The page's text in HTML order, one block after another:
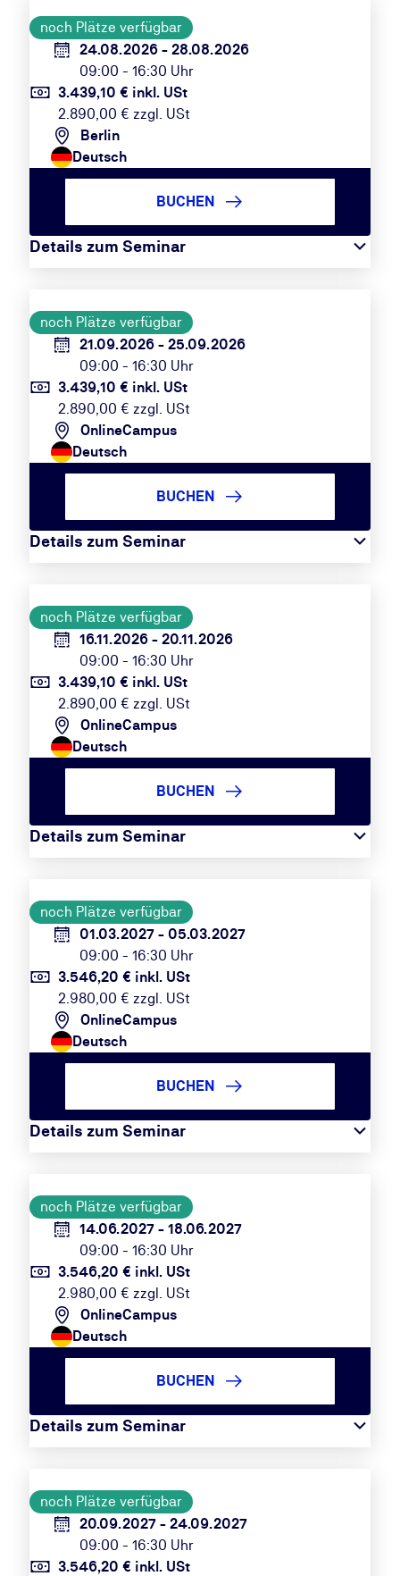
noch Plätze verfügbar
24.08.2026 - 28.08.2026
09:00 - 16:30 Uhr
3.439,10 € inkl. USt
2.890,00 € zzgl. USt
Berlin
Deutsch
Details zum Seminar
BUCHEN
noch Plätze verfügbar
21.09.2026 - 25.09.2026
09:00 - 16:30 Uhr
3.439,10 € inkl. USt
2.890,00 € zzgl. USt
OnlineCampus
Deutsch
Details zum Seminar
BUCHEN
noch Plätze verfügbar
16.11.2026 - 20.11.2026
09:00 - 16:30 Uhr
3.439,10 € inkl. USt
2.890,00 € zzgl. USt
OnlineCampus
Deutsch
Details zum Seminar
BUCHEN
noch Plätze verfügbar
01.03.2027 - 05.03.2027
09:00 - 16:30 Uhr
3.546,20 € inkl. USt
2.980,00 € zzgl. USt
OnlineCampus
Deutsch
Details zum Seminar
BUCHEN
noch Plätze verfügbar
14.06.2027 - 18.06.2027
09:00 - 16:30 Uhr
3.546,20 € inkl. USt
2.980,00 € zzgl. USt
OnlineCampus
Deutsch
Details zum Seminar
BUCHEN
noch Plätze verfügbar
20.09.2027 - 24.09.2027
09:00 - 16:30 Uhr
3.546,20 € inkl. USt